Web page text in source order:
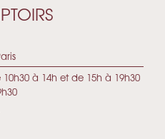
à 14h et de 15h à 19h30